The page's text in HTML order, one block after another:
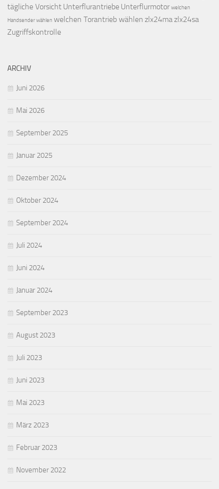
tägliche Vorsicht Unterflurantriebe Unterflurmotor welchen
Handsender wählen welchen Torantrieb wählen zlx24ma zlx24sa
Zugriffskontrolle
ARCHIV
Juni 2026
Mai 2026
September 2025
Januar 2025
Dezember 2024
Oktober 2024
September 2024
Juli 2024
Juni 2024
Januar 2024
September 2023
August 2023
Juli 2023
Juni 2023
Mai 2023
März 2023
Februar 2023
November 2022